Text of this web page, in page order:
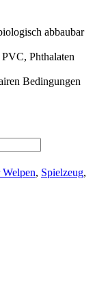
abbaubar
Phthalaten
Bedingungen
Welpen, Spielzeug,